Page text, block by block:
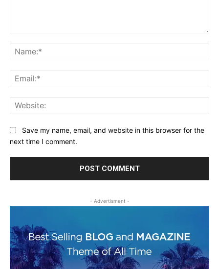
Save my name, email, and website in this browser for the
next time I comment.
- Advertisment -